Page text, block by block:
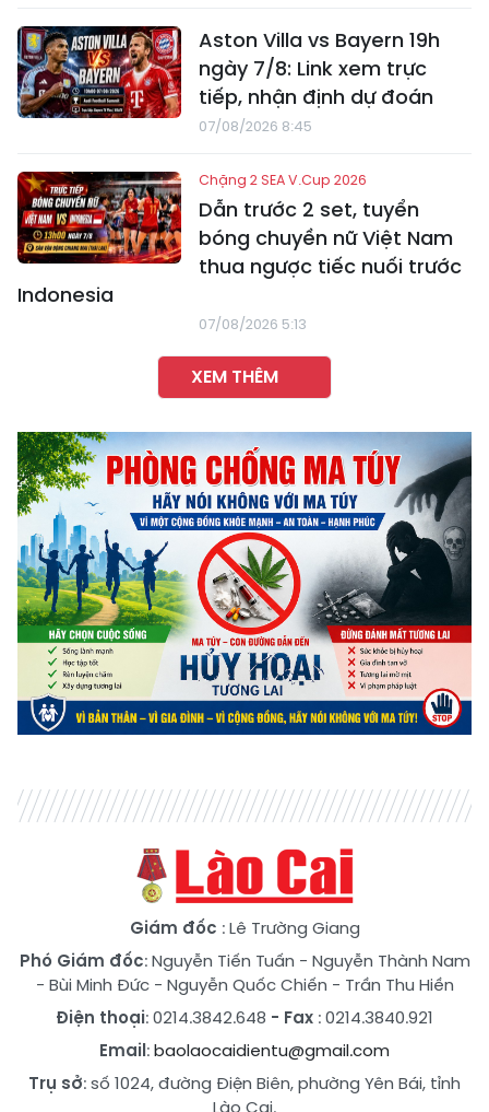
Aston Villa vs Bayern 19h
ngày 7/8: Link xem trực
tiếp, nhận định dự đoán
07/08/2026 8:45
Chặng 2 SEA V.Cup 2026
Dẫn trước 2 set, tuyển
bóng chuyền nữ Việt Nam
thua ngược tiếc nuối trước
Indonesia
07/08/2026 5:13
XEM THÊM
Giám đốc : Lê Trường Giang
Phó Giám đốc:Nguyễn Tiến Tuấn - Nguyễn Thành Nam
- Bùi Minh Đức- Nguyễn Quốc Chiến - Trần Thu Hiền
Điện thoại: 0214.3842.648 - Fax : 0214.3840.921
Email:baolaocaidientu@gmail.com
Trụ sở: số 1024, đường Điện Biên, phường Yên Bái, tỉnh
Lào Cai.